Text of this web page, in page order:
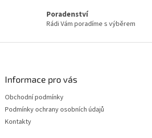
ý
i
Poradenství
Rádi Vám poradíme s výběrem
Informace pro vás
Obchodní podmínky
Podmínky ochrany osobních údajů
Kontakty